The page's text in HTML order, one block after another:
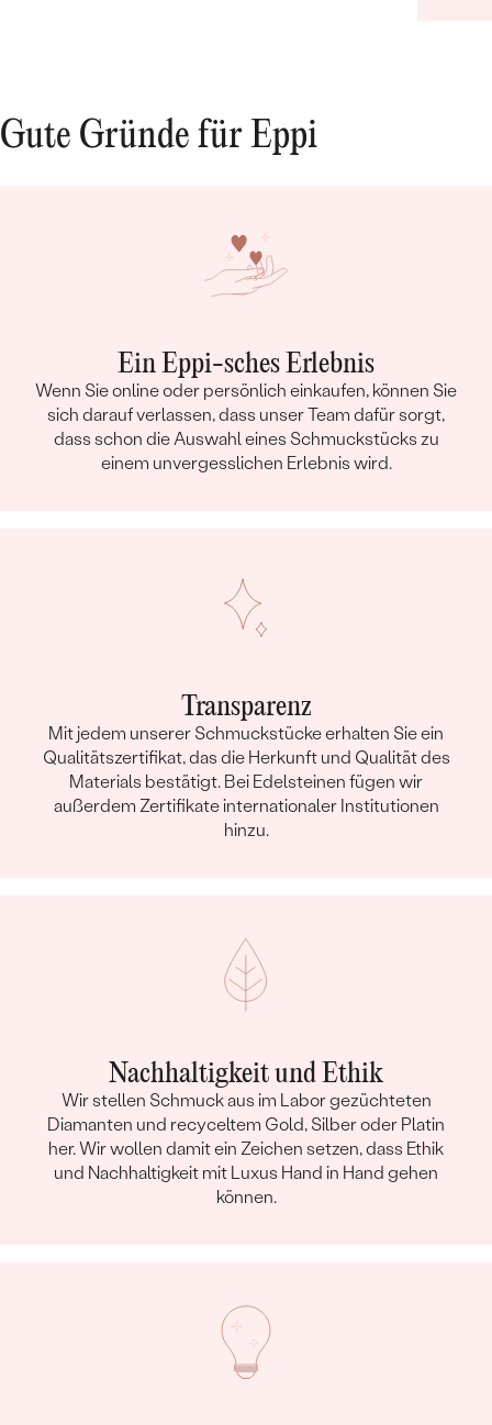
Gute Gründe für Eppi
Ein Eppi-sches Erlebnis
Wenn Sie online oder persönlich einkaufen, können Sie
sich darauf verlassen, dass unser Team dafür sorgt,
dass schon die Auswahl eines Schmuckstücks zu
einem unvergesslichen Erlebnis wird.
Transparenz
Mit jedem unserer Schmuckstücke erhalten Sie ein
Qualitätszertifikat, das die Herkunft und Qualität des
Materials bestätigt. Bei Edelsteinen fügen wir
außerdem Zertifikate internationaler Institutionen
hinzu.
Nachhaltigkeit und Ethik
Wir stellen Schmuck aus im Labor gezüchteten
Diamanten und recyceltem Gold, Silber oder Platin
her. Wir wollen damit ein Zeichen setzen, dass Ethik
und Nachhaltigkeit mit Luxus Hand in Hand gehen
können.